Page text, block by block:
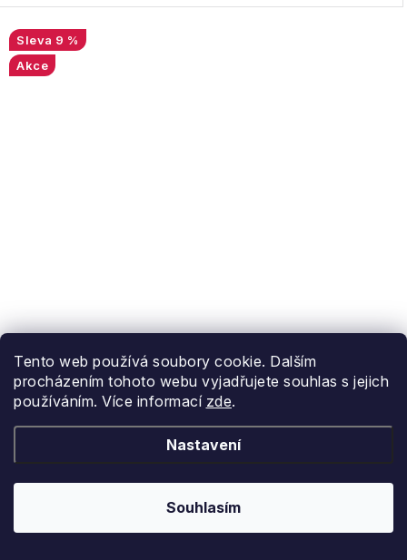
Tento web používá soubory cookie. Dalším
procházením tohoto webu vyjadřujete souhlas s jejich
používáním. Více informací zde.
Nastavení
Souhlasím
9 %
Akce